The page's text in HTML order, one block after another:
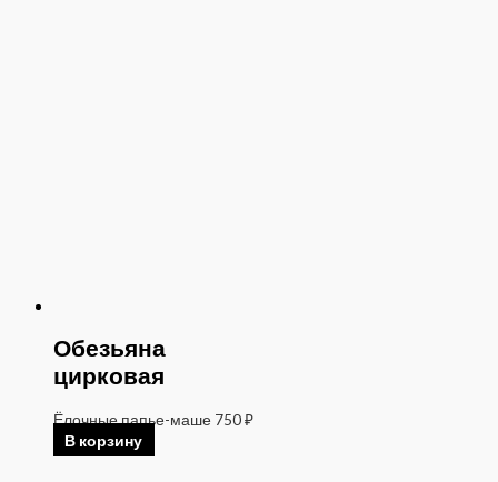
Обезьяна
цирковая
Ёлочные папье-маше 750₽
В корзину